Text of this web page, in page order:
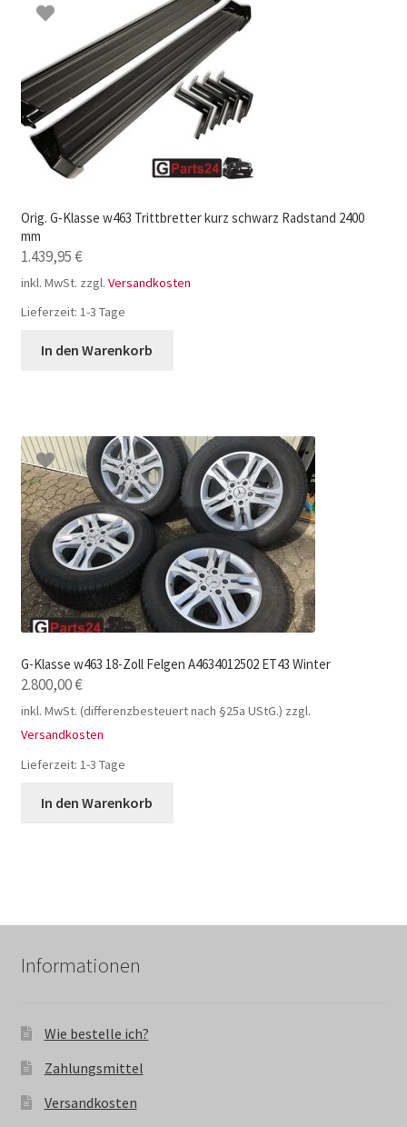
Orig. G-Klasse w463 Trittbretter kurz schwarz Radstand 2400
mm
1.439,95€
inkl. MwSt. zzgl. Versandkosten
Lieferzeit: 1-3 Tage
In den Warenkorb
G-Klasse w463 18-Zoll Felgen A4634012502 ET43 Winter
2.800,00€
inkl. MwSt. (differenzbesteuert nach §25a UStG.) zzgl.
Versandkosten
Lieferzeit: 1-3 Tage
In den Warenkorb
Informationen
Wie bestelle ich?
Zahlungsmittel
Versandkosten